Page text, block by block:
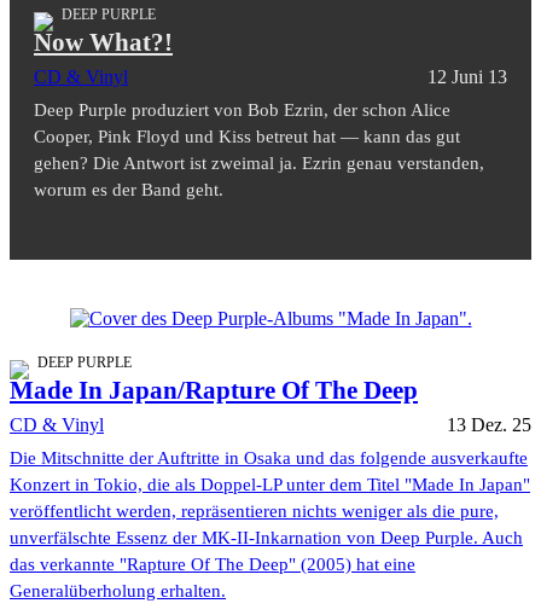
DEEP PURPLE
Now What?!
CD & Vinyl 12 Juni 13
Deep Purple produziert von Bob Ezrin, der schon Alice
Cooper, Pink Floyd und Kiss betreut hat — kann das gut
gehen? Die Antwort ist zweimal ja. Ezrin genau verstanden,
worum es der Band geht.
DEEP PURPLE
Made In Japan/Rapture Of The Deep
CD & Vinyl 13 Dez. 25
Die Mitschnitte der Auftritte in Osaka und das folgende ausverkaufte
Konzert in Tokio, die als Doppel-LP unter dem Titel "Made In Japan"
veröffentlicht werden, repräsentieren nichts weniger als die pure,
unverfälschte Essenz der MK-II-Inkarnation von Deep Purple. Auch
das verkannte "Rapture Of The Deep" (2005) hat eine
Generalüberholung erhalten.